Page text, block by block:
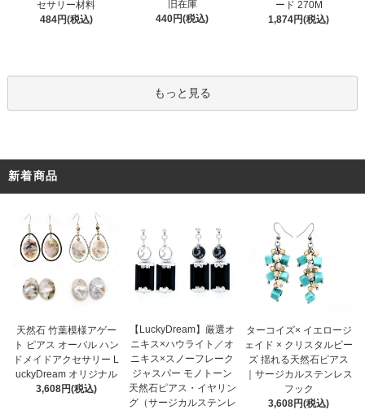
セサリー材料
484円(税込)
旧在庫
440円(税込)
ード 270M
1,874円(税込)
もっと見る
新着商品
天然石 竹葉模様アゲー
ト ピアス オーバル ハン
ドメイドアクセサリー L
uckyDream オリジナル
3,608円(税込)
【LuckyDream】厳選オ
ニキス×ハウライト／オ
ニキス×スノーフレーク
ジャスパー モノトーン
天然石ピアス・イヤリン
グ（サージカルステンレ
ターコイズ× イエロージ
ェイド × クリスタルビー
ズ 揺れる天然石ピアス
｜サージカルステンレス
フック
3,608円(税込)